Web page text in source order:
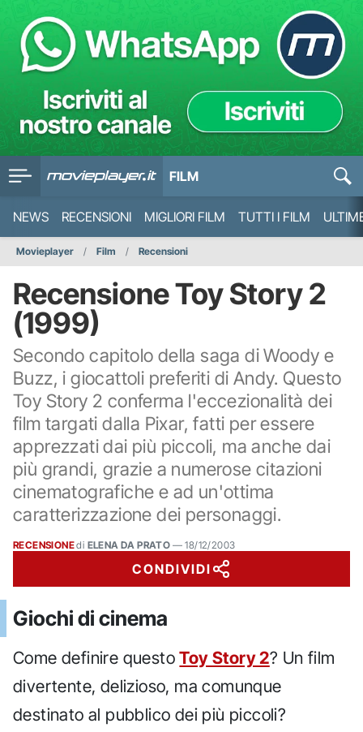
FILM
NEWS RECENSIONI MIGLIORI FILM TUTTI I FILM
Movieplayer Film Recensioni
Recensione Toy Story 2
(1999)
Secondo capitolo della saga di Woody e
Buzz, i giocattoli preferiti di Andy. Questo
Toy Story 2 conferma l'eccezionalità dei
film targati dalla Pixar, fatti per essere
apprezzati dai più piccoli, ma anche dai
più grandi, grazie a numerose citazioni
cinematografiche e ad un'ottima
caratterizzazione dei personaggi.
RECENSIONEdi ELENA DA PRATO —18/12/2003
CONDIVIDI
Giochi di cinema
Come definire questoToy Story 2? Un film
divertente, delizioso, ma comunque
destinato al pubblico dei più piccoli?